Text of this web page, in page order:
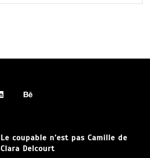
Le coupable n’est pas Camille de
Clara Delcourt